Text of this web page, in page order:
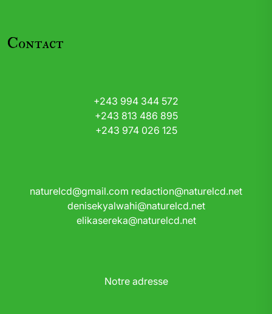
Contact
+243 994 344 572
+243 813 486 895
+243 974 026 125
naturelcd@gmail.com redaction@naturelcd.net
denisekyalwahi@naturelcd.net
elikasereka@naturelcd.net
Notre adresse